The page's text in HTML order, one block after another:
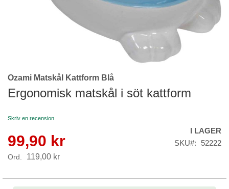
Skip
to
the
of
images
gallery
Ozami Matskål Kattform Blå
Ergonomisk matskål i söt kattform
Skriv en recension
Reapris
99,90 kr
Ord. 119,00 kr
I LAGER
SKU
52222